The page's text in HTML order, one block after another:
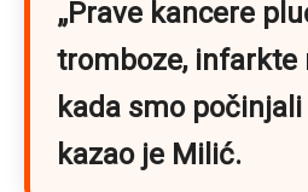
„Prave kancere
tromboze, infarkte
kada smo
kazao je Milić.